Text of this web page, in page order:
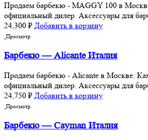
Продаем барбекю - MAGGY 100 в
официальный дилер. Аксессуары для
24,300 ₽ Добавить в корзину
Просмотр
Барбекю — Alicante Италия
Продаем барбекю - Alicante в Москве.
официальный дилер. Аксессуары для
24,750 ₽ Добавить в корзину
Просмотр
Барбекю — Cayman Италия